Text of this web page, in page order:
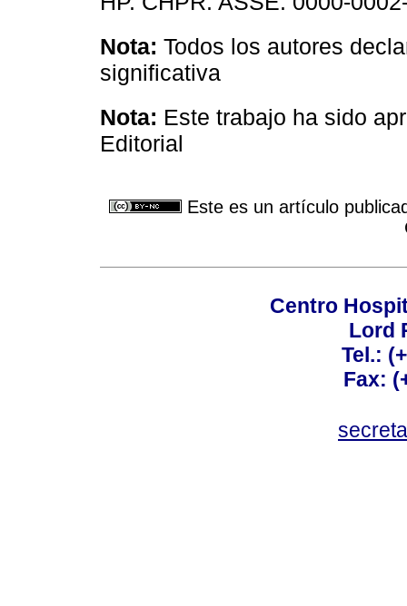
Nota: Todos los autores
significativa
Nota: Este trabajo ha sido
Editorial
Este es un artículo
Centro
Lord
Tel.:
Fax: